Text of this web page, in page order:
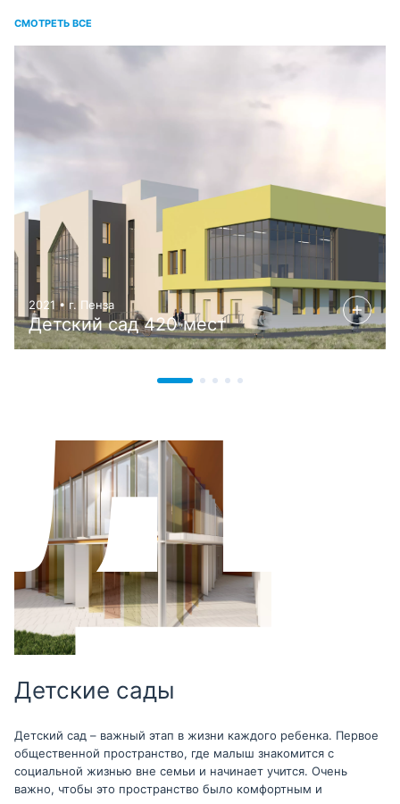
СМОТРЕТЬ ВСЕ
2021 • г. Пенза
Детский сад 420 мест
Детские сады
Детский сад – важный этап в жизни каждого ребенка. Первое
общественной пространство, где малыш знакомится с
социальной жизнью вне семьи и начинает учится. Очень
важно, чтобы это пространство было комфортным и